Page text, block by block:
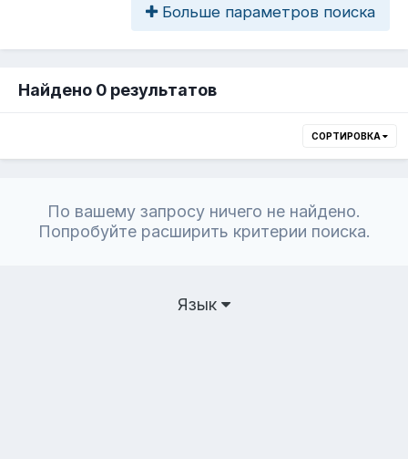
Больше параметров поиска
Найдено 0 результатов
СОРТИРОВКА
По вашему запросу ничего не найдено.
Попробуйте расширить критерии поиска.
Язык